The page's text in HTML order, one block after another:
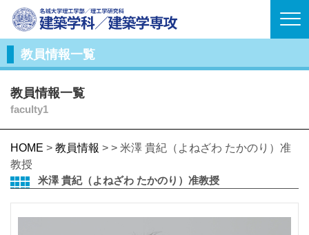
教員情報一覧
教員情報一覧
faculty1
HOME > 教員情報 > > 米澤 貴紀（よねざわ たかのり）准
教授
米澤 貴紀（よねざわ たかのり）准教授